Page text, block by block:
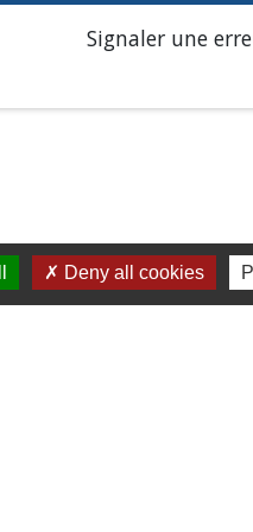
Signaler une
Liens
Deny all cookies